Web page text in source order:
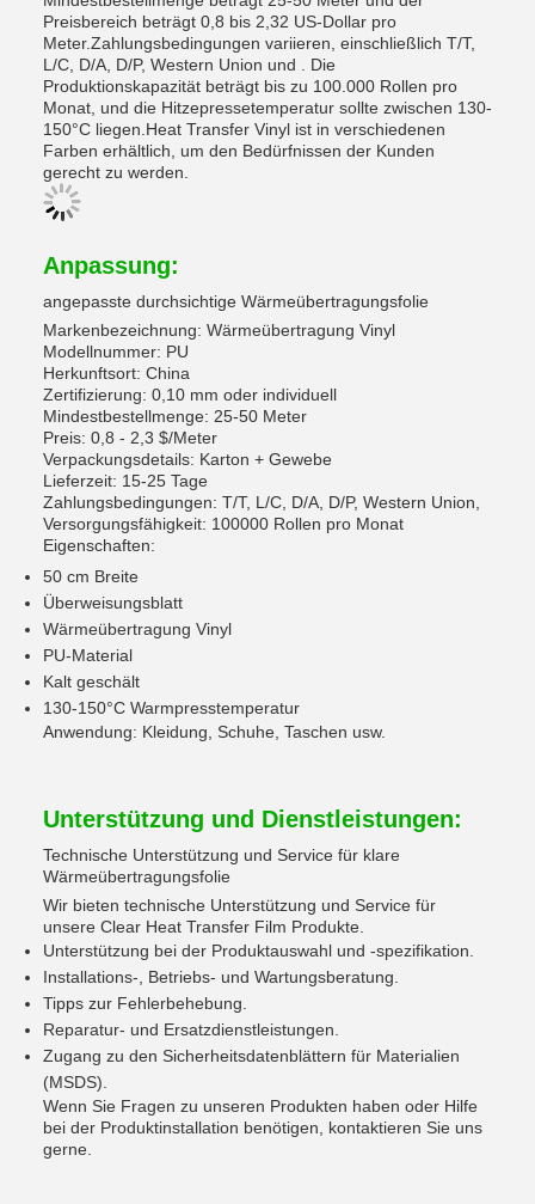
Preisbereich beträgt 0,8 bis 2,32 US-Dollar pro
Meter.Zahlungsbedingungen variieren, einschließlich T/T,
L/C, D/A, D/P, Western Union und . Die
Produktionskapazität beträgt bis zu 100.000 Rollen pro
Monat, und die Hitzepressetemperatur sollte zwischen 130-
150°C liegen.Heat Transfer Vinyl ist in verschiedenen
Farben erhältlich, um den Bedürfnissen der Kunden
gerecht zu werden.
Anpassung:
angepasste durchsichtige Wärmeübertragungsfolie
Markenbezeichnung: Wärmeübertragung Vinyl
Modellnummer: PU
Herkunftsort: China
Zertifizierung: 0,10 mm oder individuell
Mindestbestellmenge: 25-50 Meter
Preis: 0,8 - 2,3 $/Meter
Verpackungsdetails: Karton + Gewebe
Lieferzeit: 15-25 Tage
Zahlungsbedingungen: T/T, L/C, D/A, D/P, Western Union,
Versorgungsfähigkeit: 100000 Rollen pro Monat
Eigenschaften:
50 cm Breite
Überweisungsblatt
Wärmeübertragung Vinyl
PU-Material
Kalt geschält
130-150°C Warmpresstemperatur
Anwendung: Kleidung, Schuhe, Taschen usw.
Unterstützung und Dienstleistungen:
Technische Unterstützung und Service für klare
Wärmeübertragungsfolie
Wir bieten technische Unterstützung und Service für
unsere Clear Heat Transfer Film Produkte.
Unterstützung bei der Produktauswahl und -spezifikation.
Installations-, Betriebs- und Wartungsberatung.
Tipps zur Fehlerbehebung.
Reparatur- und Ersatzdienstleistungen.
Zugang zu den Sicherheitsdatenblättern für Materialien
(MSDS).
Wenn Sie Fragen zu unseren Produkten haben oder Hilfe
bei der Produktinstallation benötigen, kontaktieren Sie uns
gerne.